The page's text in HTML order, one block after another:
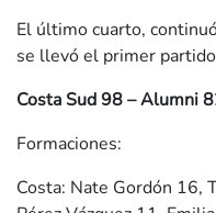
El último cuarto,
se llevó el primer
Costa Sud 98 – Alumni
Formaciones:
Costa: Nate Gordón 16,